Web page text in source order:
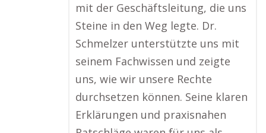
mit der Geschäftsleitung, die uns
Steine in den Weg legte. Dr.
Schmelzer unterstützte uns mit
seinem Fachwissen und zeigte
uns, wie wir unsere Rechte
durchsetzen können. Seine klaren
Erklärungen und praxisnahen